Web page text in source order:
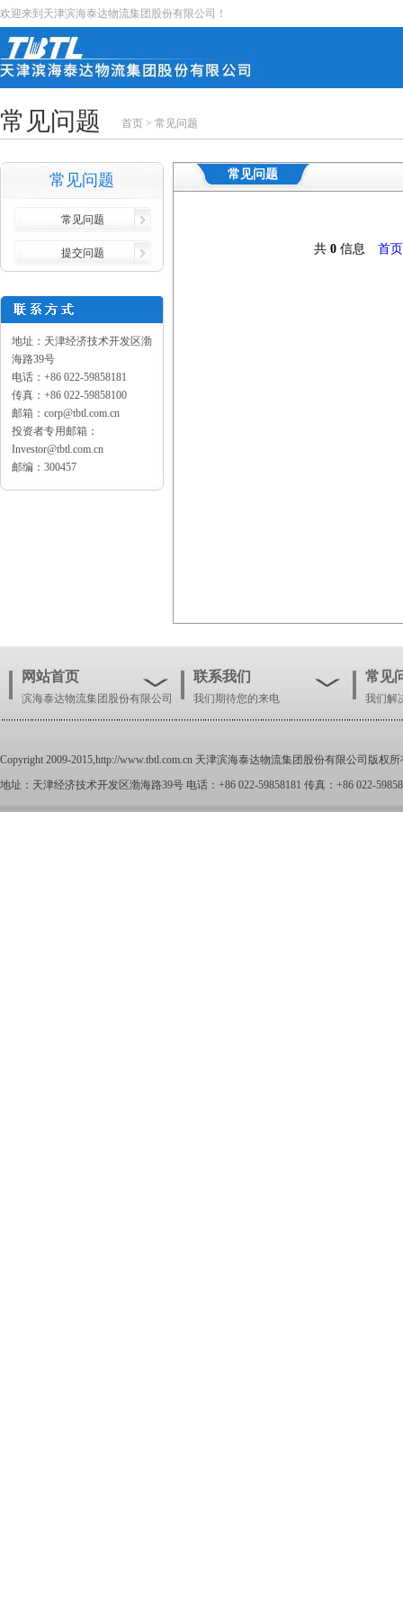
欢迎来到天津滨海泰达物流集团股份有限公司！
常见问题 首页 > 常见问题
常见问题
常见问题
提交问题
地址：天津经济技术开发区渤
海路39号
电话：+86 022-59858181
传真：+86 022-59858100
邮箱：corp@tbtl.com.cn
投资者专用邮箱：
Investor@tbtl.com.cn
邮编：300457
常见问题
共0 信息首页
网站首页
滨海泰达物流集团股份有限公司
联系我们
我们期待您的来电
常见
我们解
Copyright 2009-2015,http://www.tbtl.com.cn 天津滨海泰达物流集团股份有限公司版权
地址：天津经济技术开发区渤海路39号 电话：+86 022-59858181 传真：+86 022-